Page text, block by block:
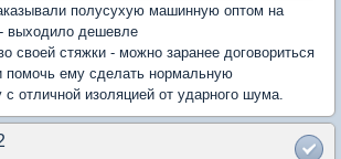
полусухую машинную оптом на
- выходило дешевле
своей стяжки - можно заранее договориться
помочь ему сделать нормальную
отличной изоляцией от ударного шума.